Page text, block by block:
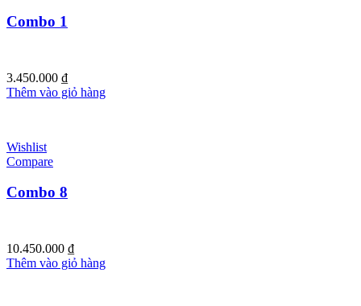
Combo 1
3.450.000 ₫
Thêm vào giỏ hàng
Wishlist
Compare
Combo 8
10.450.000 ₫
Thêm vào giỏ hàng